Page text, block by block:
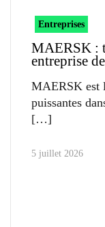
Entreprises
MAERSK :
entreprise
MAERSK est
puissantes
5 juillet 2026